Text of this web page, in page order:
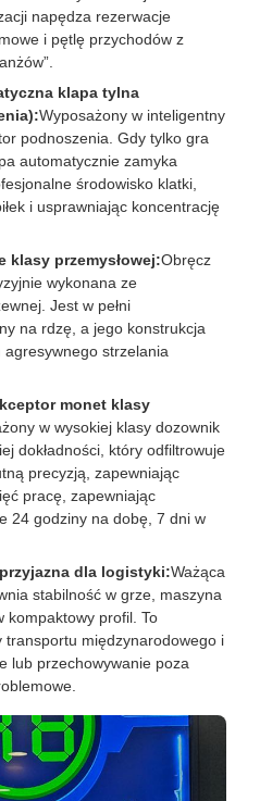
napędza rezerwacje
i pętlę przychodów z
klapa tylna
Wyposażony w inteligentny
podnoszenia. Gdy tylko gra
automatycznie zamyka
środowisko klatki,
i usprawniając koncentrację
klasy przemysłowej:Obręcz
wykonana ze
Jest w pełni
na rdzę, a jego konstrukcja
strzelania
monet klasy
w wysokiej klasy dozownik
dokładności, który odfiltrowuje
precyzją, zapewniając
pracę, zapewniając
24 godziny na dobę, 7 dni w
dla logistyki:Ważąca
stabilność w grze, maszyna
kompaktowy profil. To
transportu międzynarodowego i
lub przechowywanie poza